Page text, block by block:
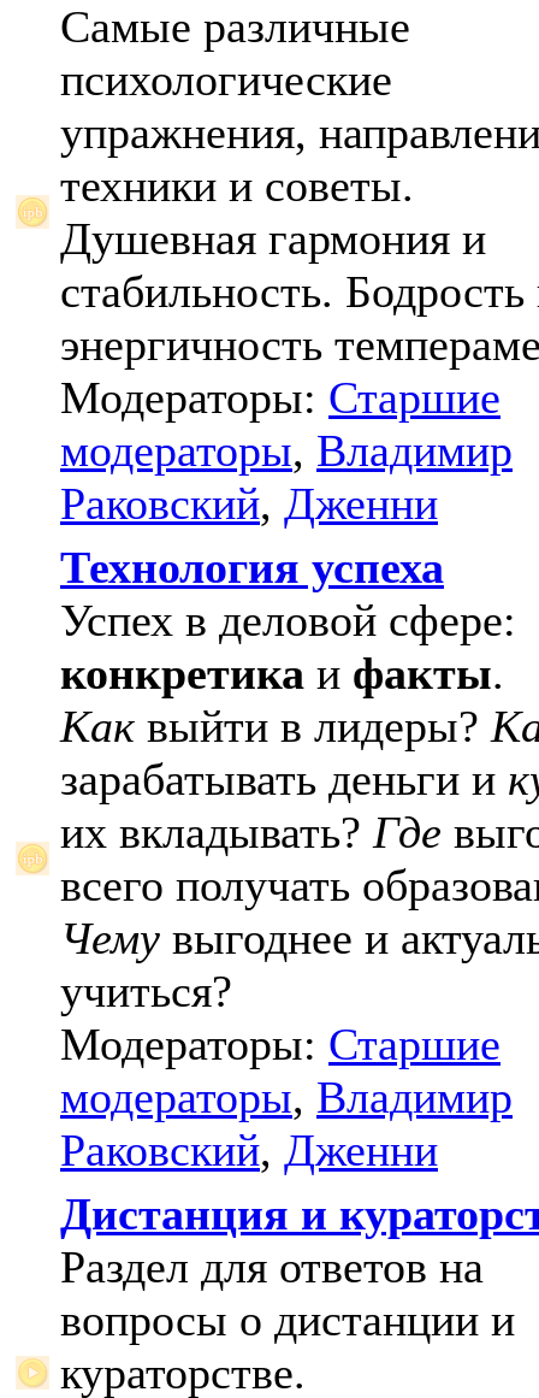
Самые различные
психологические
упражнения,
техники и советы.
Душевная гармония и
стабильность. Бодрость
энергичность
Модераторы: Старшие
модераторы, Владимир
Раковский, Дженни
Технология успеха
Успех в деловой сфере:
конкретика и факты.
Как выйти в лидеры?
зарабатывать деньги и
их вкладывать? Где
всего получать
Чему выгоднее и
учиться?
Модераторы: Старшие
модераторы, Владимир
Раковский, Дженни
Дистанция и
Раздел для ответов на
вопросы о дистанции и
кураторстве.